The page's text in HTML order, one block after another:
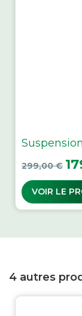
Prix de base
299,00 €
VOIR LE
4 autres